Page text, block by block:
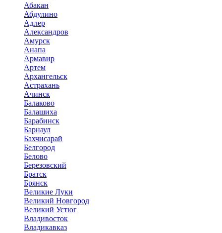
Абакан
Абдулино
Адлер
Александров
Амурск
Анапа
Армавир
Артем
Архангельск
Астрахань
Ачинск
Балаково
Балашиха
Барабинск
Барнаул
Бахчисарай
Белгород
Белово
Березовский
Братск
Брянск
Великие Луки
Великий Новгород
Великий Устюг
Владивосток
Владикавказ